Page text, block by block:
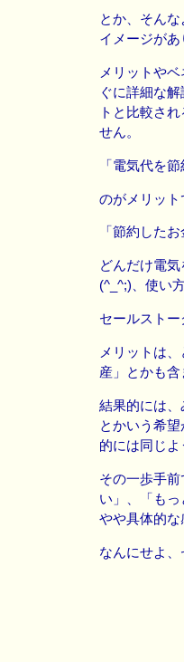
とか、そん
イメージがあ
メリットや
ぐに詳細な
トと比較さ
せん。
「電気代を
のがメリッ
「節約した
どんだけ電
(^_^;)、使い
セールスト
メリットは
産」とかも含
結果的には
とかいう希
的には同じよ
その一歩手
い」、「も
やや具体的な
なんにせよ